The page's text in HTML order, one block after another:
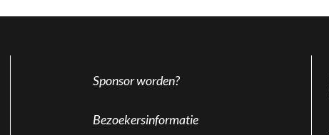
Sponsor worden?
Bezoekersinformatie